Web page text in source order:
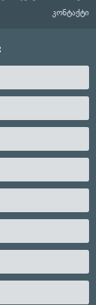
კონტაქტი